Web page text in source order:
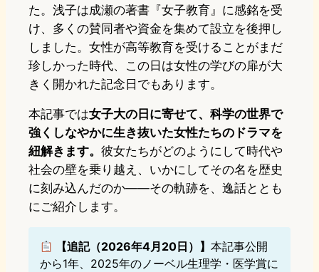
た。浅子は成瀬の著書『女子教育』に感銘を受
け、多くの賛同者や資金を集めて設立を後押し
しました。女性が高等教育を受けることがまだ
珍しかった時代、この日は女性の学びの扉が大
きく開かれた記念日でもあります。
本記事では女子大の日に寄せて、科学の世界で
強くしなやかに生き抜いた女性たちのドラマを
紐解きます。 彼女たちがどのようにして時代や
社会の壁を乗り越え、いかにしてその名を歴史
に刻み込んだのか――その軌跡を、逸話ととも
にご紹介します。
【追記（2026年4月20日）】本記事公開
から1年、2025年のノーベル生理学・医学賞に